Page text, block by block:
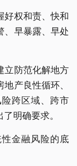
好权和责、快和
、早暴露、早处
立防范化解地方
产良性循环、
跨区域、跨市
明确要求。
金融风险的底